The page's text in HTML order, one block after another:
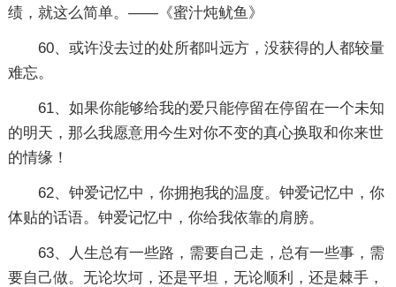
绩，就这么简单。——《蜜汁炖鱿鱼》
60、或许没去过的处所都叫远方，没获得的人都较量
难忘。
61、如果你能够给我的爱只能停留在停留在一个未知
的明天，那么我愿意用今生对你不变的真心换取和你来世
的情缘！
62、钟爱记忆中，你拥抱我的温度。钟爱记忆中，你
体贴的话语。钟爱记忆中，你给我依靠的肩膀。
63、人生总有一些路，需要自己走，总有一些事，需
要自己做。无论坎坷，还是平坦，无论顺利，还是棘手，